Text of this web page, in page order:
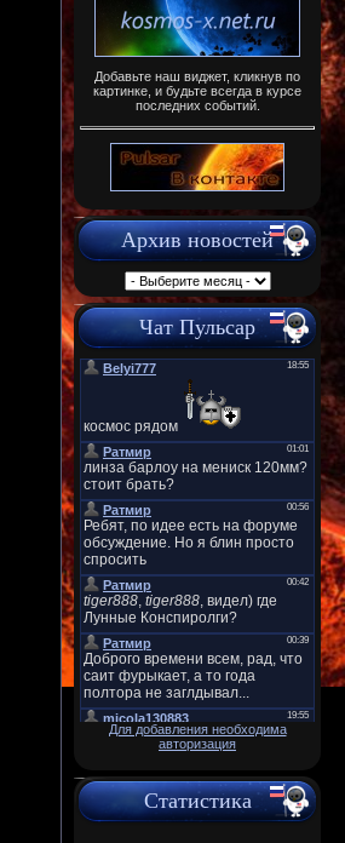
Добавьте наш виджет, кликнув по
картинке, и будьте всегда в курсе
последних событий.
Архив новостей
Чат Пульсар
Для добавления необходима
авторизация
Статистика